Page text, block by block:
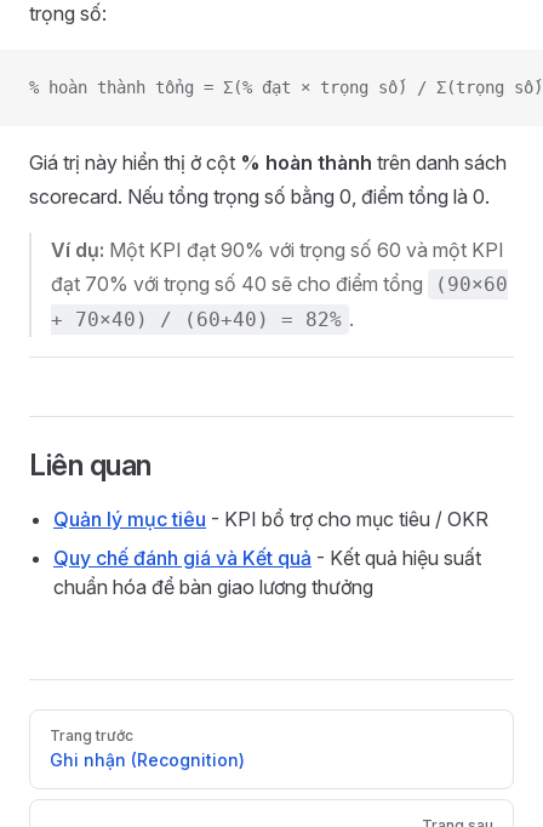
trọng số:
% hoàn thành tổng = Σ(% đạt × trọng số) / Σ(trọng số)
Giá trị này hiển thị ở cột % hoàn thành trên danh sách
scorecard. Nếu tổng trọng số bằng 0, điểm tổng là 0.
Ví dụ: Một KPI đạt 90% với trọng số 60 và một KPI
đạt 70% với trọng số 40 sẽ cho điểm tổng
(90×60
+ 70×40) / (60+40) = 82% .
Liên quan
Quản lý mục tiêu - KPI bổ trợ cho mục tiêu / OKR
Quy chế đánh giá và Kết quả - Kết quả hiệu suất
chuẩn hóa để bàn giao lương thưởng
Pager
Trang trước
Ghi nhận (Recognition)